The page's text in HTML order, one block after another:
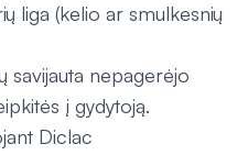
liga (kelio ar smulkesnių
savijauta nepagerėjo
į gydytoją.
Diclac